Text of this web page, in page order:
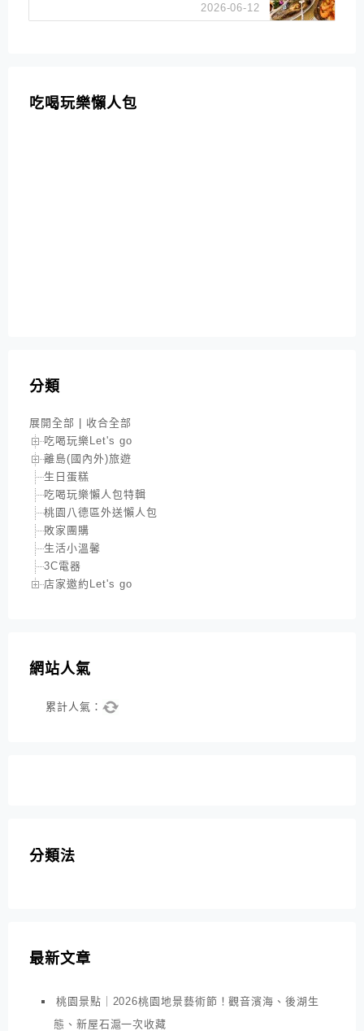
2026-06-12
吃喝玩樂懶人包
分類
展開全部
收合全部
吃喝玩樂Let's go
離島(國內外)旅遊
生日蛋糕
吃喝玩樂懶人包特輯
桃園八德區外送懶人包
敗家團購
生活小溫馨
3C電器
店家邀約Let's go
網站人氣
累計人氣：
分類法
最新文章
桃園景點｜2026桃園地景藝術節！觀音濱海、後湖生
態、新屋石滬一次收藏